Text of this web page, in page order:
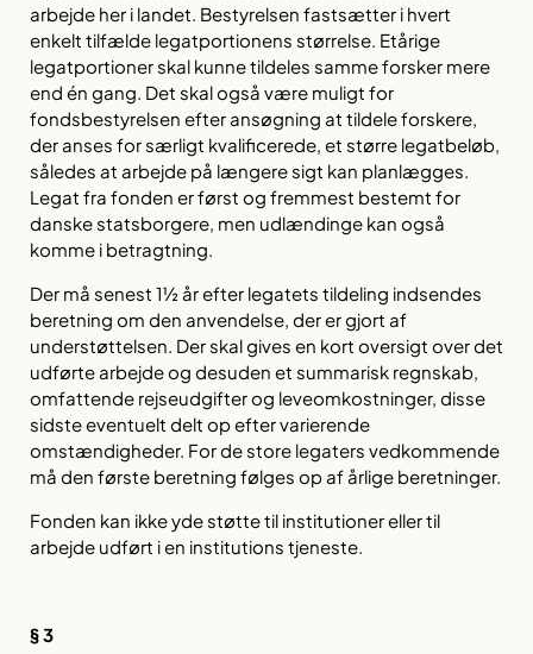
arbejde her i landet. Bestyrelsen fastsætter i hvert
enkelt tilfælde legatportionens størrelse. Etårige
legatportioner skal kunne tildeles samme forsker mere
end én gang. Det skal også være muligt for
fondsbestyrelsen efter ansøgning at tildele forskere,
der anses for særligt kvalificerede, et større legatbeløb,
således at arbejde på længere sigt kan planlægges.
Legat fra fonden er først og fremmest bestemt for
danske statsborgere, men udlændinge kan også
komme i betragtning.
Der må senest 1½ år efter legatets tildeling indsendes
beretning om den anvendelse, der er gjort af
understøttelsen. Der skal gives en kort oversigt over det
udførte arbejde og desuden et summarisk regnskab,
omfattende rejseudgifter og leveomkostninger, disse
sidste eventuelt delt op efter varierende
omstændigheder. For de store legaters vedkommende
må den første beretning følges op af årlige beretninger.
Fonden kan ikke yde støtte til institutioner eller til
arbejde udført i en institutions tjeneste.
§ 3